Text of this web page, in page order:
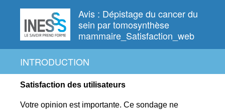
Avis : Dépistage du cancer du
sein par tomosynthèse
mammaire_Satisfaction_web
INTRODUCTION
Satisfaction des utilisateurs
Votre opinion est importante. Ce sondage ne